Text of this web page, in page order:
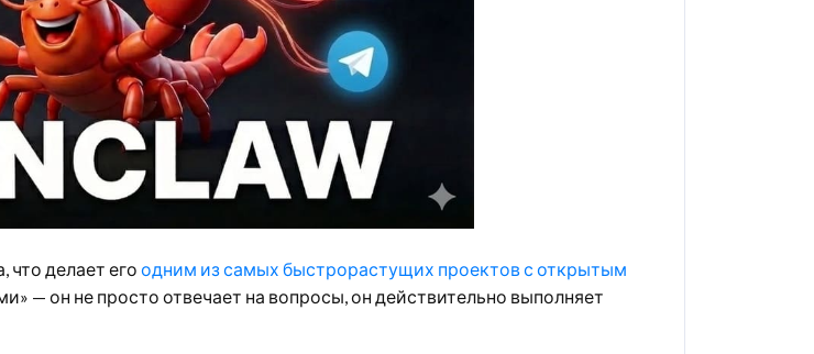
что делает его одним из самых быстрорастущих проектов с открытым
— он не просто отвечает на вопросы, он действительно выполняет